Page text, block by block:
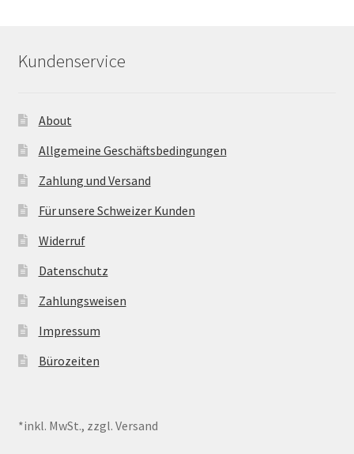
Kundenservice
About
Allgemeine Geschäftsbedingungen
Zahlung und Versand
Für unsere Schweizer Kunden
Widerruf
Datenschutz
Zahlungsweisen
Impressum
Bürozeiten
*inkl. MwSt., zzgl. Versand